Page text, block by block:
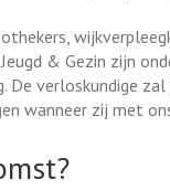
& Gezin zijn
De verloskundige
wanneer zij met